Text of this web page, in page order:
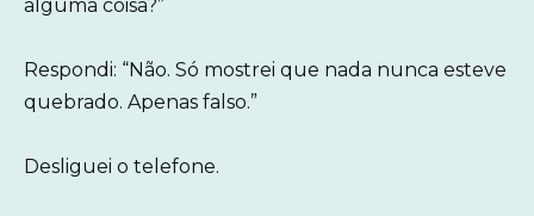
alguma coisa?”
Respondi: “Não. Só mostrei que nada nunca esteve
quebrado. Apenas falso.”
Desliguei o telefone.